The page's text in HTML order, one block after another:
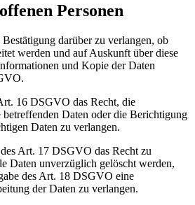
Personen
Bestätigung darüber zu verlangen, ob
werden und auf Auskunft über diese
und Kopie der Daten
16 DSGVO das Recht, die
Daten oder die Berichtigung
Daten zu verlangen.
Art. 17 DSGVO das Recht zu
Daten unverzüglich gelöscht werden,
des Art. 18 DSGVO eine
der Daten zu verlangen.